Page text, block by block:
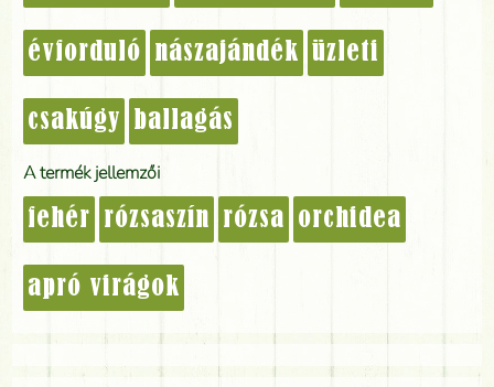
évforduló nászajándék üzleti
csakúgy ballagás
A termék jellemzői
fehér rózsaszín rózsa orchidea
apró virágok